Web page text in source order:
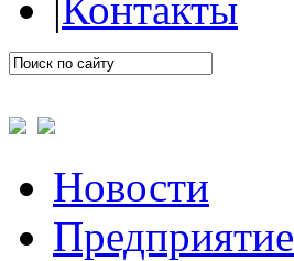
Новости
Предприятие